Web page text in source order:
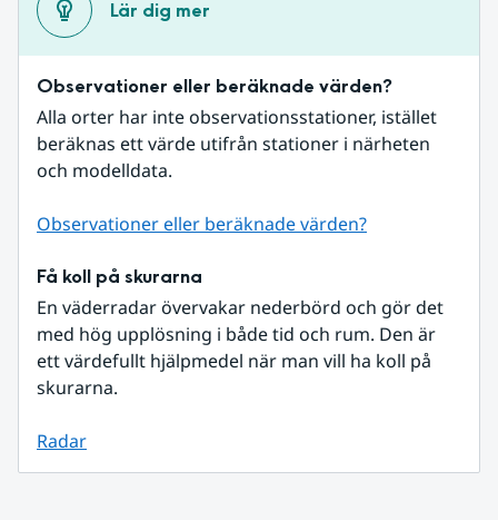
Lär dig mer
Observationer eller beräknade värden?
Alla orter har inte observationsstationer, istället
beräknas ett värde utifrån stationer i närheten
och modelldata.
Observationer eller beräknade värden?
Få koll på skurarna
En väderradar övervakar nederbörd och gör det
med hög upplösning i både tid och rum. Den är
ett värdefullt hjälpmedel när man vill ha koll på
skurarna.
Radar